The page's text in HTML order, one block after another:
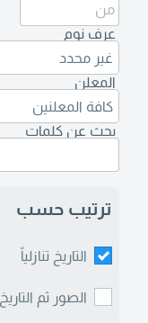
عرف نوم
غير محدد
المعلن
كافة المعلنين
بحث عن كلمات
ترتيب حسب
التاريخ تنازلياً
الصور ثم التاريخ